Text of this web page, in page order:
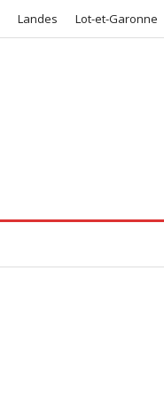
Landes Lot-et-Garonne